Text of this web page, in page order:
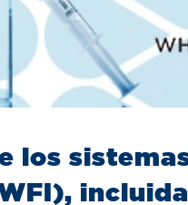
los